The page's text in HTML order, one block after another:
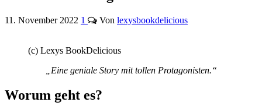
11. November 2022 1 Von lexysbookdelicious
(c) Lexys BookDelicious
„Eine geniale Story mit tollen Protagonisten.“
Worum geht es?